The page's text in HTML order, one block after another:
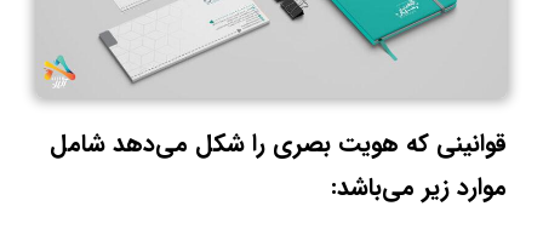
قوانینی که هویت بصری را شکل می‌دهد شامل
موارد زیر می‌باشد: